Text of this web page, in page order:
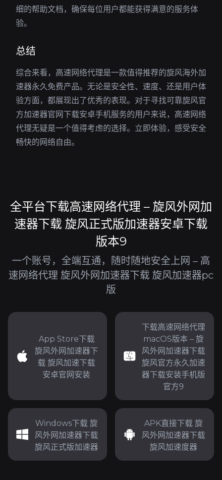
细的帮助文档，确保每位用户都能获得满意的服务体
验。
总结
综合来看，高速网络代理是一款值得推荐的旋风海外加
速器永久免费产品。无论是安全性、速度、还是用户体
验方面，都展现出了优秀的表现。对于寻找可靠旋风官
方加速器官网下载安卓手机服务的用户来说，高速网络
代理无疑是一个值得考虑的选择。立即体验，感受安全
畅快的网络自由。
全平台下载高速网络代理 – 旋风外网加
速器下载 旋风正式版加速器安卓下载
版本9
一个账号，全端互通，随时随地安全上网 – 高
速网络代理 旋风外网加速器下载 旋风加速器pc
版
App Store下载
旋风外网加速器下
载 旋风加速下载
安卓官网安装
下载高速网络代理
macOS版本 – 旋
风外网加速器下载
旋风官方永久加速
器下载安装手机版
官方9
Windows下载 旋
风外网加速器下载
旋风正式版加速器
APK直接下载 旋
风外网加速器下载
旋风加速度器